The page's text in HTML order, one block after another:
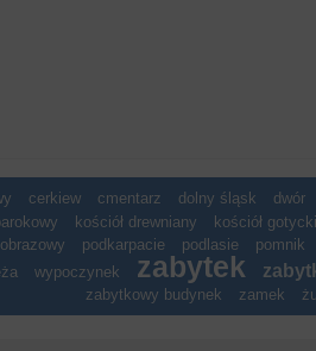
cerkiew cmentarz dolny śląsk dwór
kościół drewniany kościół gotycki
podkarpacie podlasie pomnik
wypoczynek zabytek
zabytkowy budynek
zamek